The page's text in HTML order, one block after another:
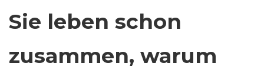
Sie leben schon
zusammen, warum